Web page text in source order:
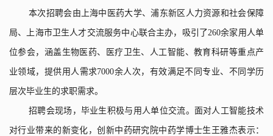
本次招聘会由上海中医药大学、浦东新区人力资源和社会保障
局、上海市卫生人才交流服务中心联合主办，吸引了260余家用人单
位参会，涵盖生物医药、医疗卫生、人工智能、教育科研等重点产
业领域，提供用人需求7000余人次，有效满足不同专业、不同学历
层次毕业生的求职需求。
招聘会现场，毕业生积极与用人单位交流。面对人工智能技术
对行业带来的新变化，创新中药研究院中药学博士生王雅杰表示：